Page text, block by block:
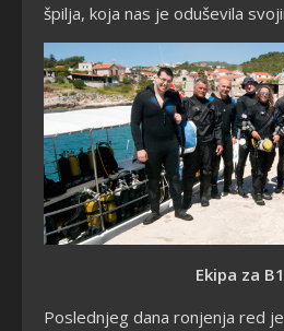
špilja, koja nas je oduševila
Ekipa za
Poslednjeg dana ronjenja red